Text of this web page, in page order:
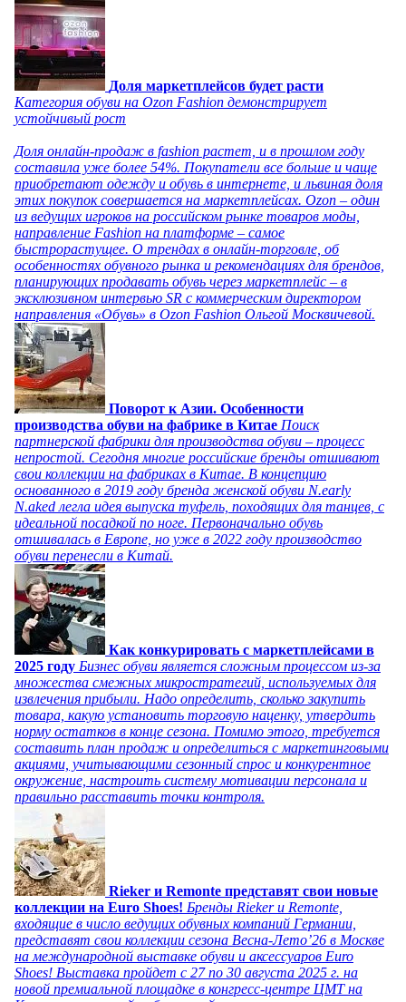
Доля маркетплейсов будет расти
Категория обуви на Ozon Fashion демонстрирует
устойчивый рост
Доля онлайн-продаж в fashion растет, и в прошлом году
составила уже более 54%. Покупатели все больше и чаще
приобретают одежду и обувь в интернете, и львиная доля
этих покупок совершается на маркетплейсах. Ozon – один
из ведущих игроков на российском рынке товаров моды,
направление Fashion на платформе – самое
быстрорастущее. О трендах в онлайн-торговле, об
особенностях обувного рынка и рекомендациях для брендов,
планирующих продавать обувь через маркетплейс – в
эксклюзивном интервью SR с коммерческим директором
направления «Обувь» в Ozon Fashion Ольгой Москвичевой.
Поворот к Азии. Особенности
производства обуви на фабрике в Китае Поиск
партнерской фабрики для производства обуви – процесс
непростой. Сегодня многие российские бренды отшивают
свои коллекции на фабриках в Китае. В концепцию
основанного в 2019 году бренда женской обуви N.early
N.aked легла идея выпуска туфель, походящих для танцев, с
идеальной посадкой по ноге. Первоначально обувь
отшивалась в Европе, но уже в 2022 году производство
обуви перенесли в Китай.
Как конкурировать с маркетплейсами в
2025 году Бизнес обуви является сложным процессом из-за
множества смежных микростратегий, используемых для
извлечения прибыли. Надо определить, сколько закупить
товара, какую установить торговую наценку, утвердить
норму остатков в конце сезона. Помимо этого, требуется
составить план продаж и определиться с маркетинговыми
акциями, учитывающими сезонный спрос и конкурентное
окружение, настроить систему мотивации персонала и
правильно расставить точки контроля.
Rieker и Remonte представят свои новые
коллекции на Euro Shoes! Бренды Rieker и Remonte,
входящие в число ведущих обувных компаний Германии,
представят свои коллекции сезона Весна-Лето’26 в Москве
на международной выставке обуви и аксессуаров Euro
Shoes! Выставка пройдет c 27 по 30 августа 2025 г. на
новой премиальной площадке в конгресс-центре ЦМТ на